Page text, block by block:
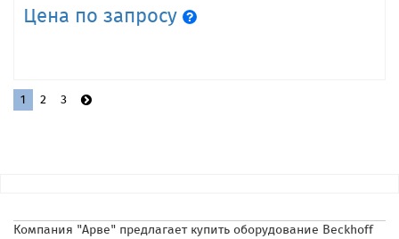
Цена по запросу
1 2 3
Компания "Арве" предлагает купить оборудование Beckhoff